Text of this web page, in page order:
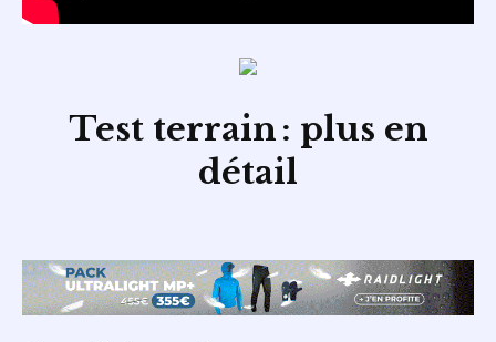
Test terrain : plus en
détail